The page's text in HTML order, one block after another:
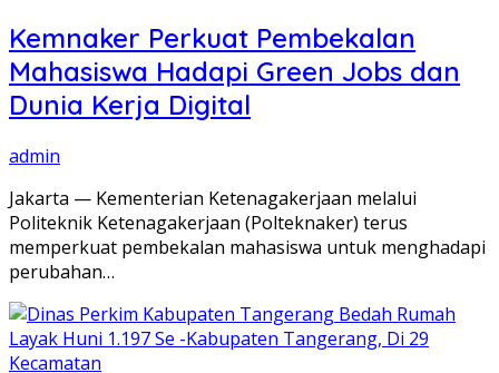
Kemnaker Perkuat Pembekalan
Mahasiswa Hadapi Green Jobs dan
Dunia Kerja Digital
admin
Jakarta — Kementerian Ketenagakerjaan melalui
Politeknik Ketenagakerjaan (Polteknaker) terus
memperkuat pembekalan mahasiswa untuk menghadapi
perubahan…